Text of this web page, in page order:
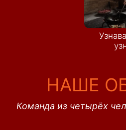
НАШЕ
Команда из четырёх